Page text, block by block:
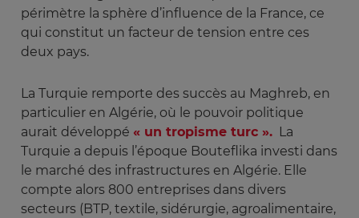
périmètre la sphère d’influence de la France, ce
qui constitut un facteur de tension entre ces
deux pays.
La Turquie remporte des succès au Maghreb, en
particulier en Algérie, où le pouvoir politique
aurait développé « un tropisme turc ». La
Turquie a depuis l’époque Bouteflika investi dans
le marché des infrastructures en Algérie. Elle
compte alors 800 entreprises dans divers
secteurs (BTP, textile, sidérurgie, agroalimentaire,